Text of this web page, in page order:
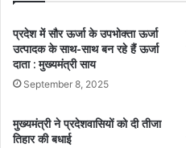
प्रदेश में सौर ऊर्जा के उपभोक्ता ऊर्जा
उत्पादक के साथ-साथ बन रहे हैं ऊर्जा
दाता : मुख्यमंत्री साय
September 8, 2025
मुख्यमंत्री ने प्रदेशवासियों को दी तीजा
तिहार की बधाई